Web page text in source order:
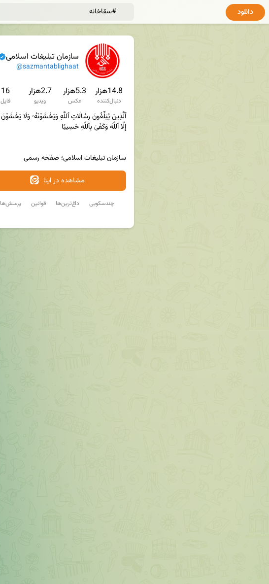
سازمان تبلیغات اسلامی✔
@sazmantablighaat
14.8هزار
دنبال‌کننده
5.3هزار
عکس
2.7هزار
ویدیو
16
فایل
سازمان تبلیغات اسلامی؛ صفحه رسمی
مشاهده در ایتا
پرسش‌ها قوانین داغ‌ترین‌ها چندسکویی
دانلود